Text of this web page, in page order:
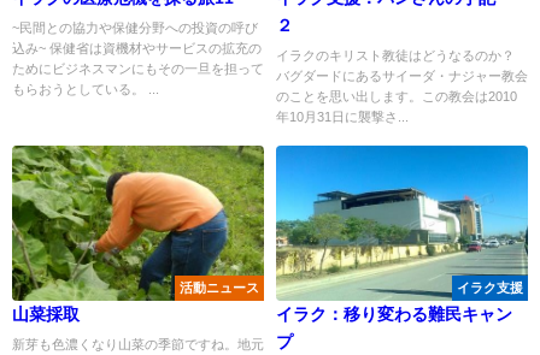
~民間との協力や保健分野への投資の呼び
込み~ 保健省は資機材やサービスの拡充の
ためにビジネスマンにもその一旦を担って
もらおうとしている。 ...
２
イラクのキリスト教徒はどうなるのか？
バグダードにあるサイーダ・ナジャー教会
のことを思い出します。この教会は2010
年10月31日に襲撃さ...
活動ニュース
山菜採取
新芽も色濃くなり山菜の季節ですね。地元
イラク支援
イラク：移り変わる難民キャン
プ